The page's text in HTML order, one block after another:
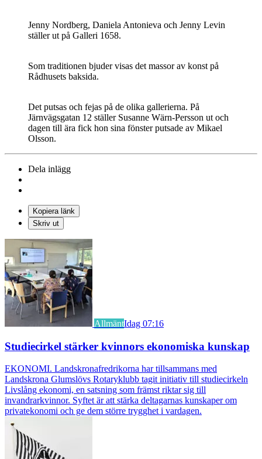
Jenny Nordberg, Daniela Antonieva och Jenny Levin
ställer ut på Galleri 1658.
Som traditionen bjuder visas det massor av konst på
Rådhusets baksida.
Det putsas och fejas på de olika gallerierna. På
Järnvägsgatan 12 ställer Susanne Wärn-Persson ut och
dagen till ära fick hon sina fönster putsade av Mikael
Olsson.
Dela inlägg
Kopiera länk
Skriv ut
AllmäntIdag 07:16
Studiecirkel stärker kvinnors ekonomiska kunskap
EKONOMI. Landskronafredrikorna har tillsammans med
Landskrona Glumslövs Rotaryklubb tagit initiativ till studiecirkeln
Livslång ekonomi, en satsning som främst riktar sig till
invandrarkvinnor. Syftet är att stärka deltagarnas kunskaper om
privatekonomi och ge dem större trygghet i vardagen.